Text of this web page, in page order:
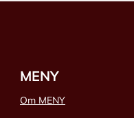
MENY
Om MENY